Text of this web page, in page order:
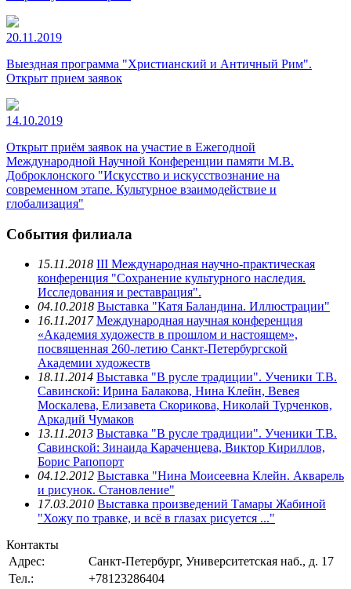
20.11.2019
Выездная программа "Христианский и Античный Рим".
Открыт прием заявок
14.10.2019
Открыт приём заявок на участие в Ежегодной
Международной Научной Конференции памяти М.В.
Доброклонского "Искусство и искусствознание на
современном этапе. Культурное взаимодействие и
глобализация"
События филиала
15.11.2018 III Международная научно-практическая
конференция "Сохранение культурного наследия.
Исследования и реставрация".
04.10.2018 Выставка "Катя Баландина. Иллюстрации"
16.11.2017 Международная научная конференция
«Академия художеств в прошлом и настоящем»,
посвященная 260-летию Санкт-Петербургской
Академии художеств
18.11.2014 Выставка "В русле традиции". Ученики Т.В.
Савинской: Ирина Балакова, Нина Клейн, Вевея
Москалева, Елизавета Скорикова, Николай Турченков,
Аркадий Чумаков
13.11.2013 Выставка "В русле традиции". Ученики Т.В.
Савинской: Зинаида Караченцева, Виктор Кириллов,
Борис Рапопорт
04.12.2012 Выставка "Нина Моисеевна Клейн. Акварель
и рисунок. Становление"
17.03.2010 Выставка произведений Тамары Жабиной
"Хожу по травке, и всё в глазах рисуется ..."
Контакты
Адрес:
Санкт-Петербург, Университетская наб., д. 17
Тел.:
+78123286404